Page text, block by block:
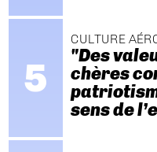
CULTURE
"Des
chères
sens de